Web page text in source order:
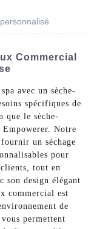
Commercial
avec un sèche-
spécifiques de
que le sèche-
Empowerer. Notre
un séchage
pour
tout en
son design élégant
commercial est
de
permettent